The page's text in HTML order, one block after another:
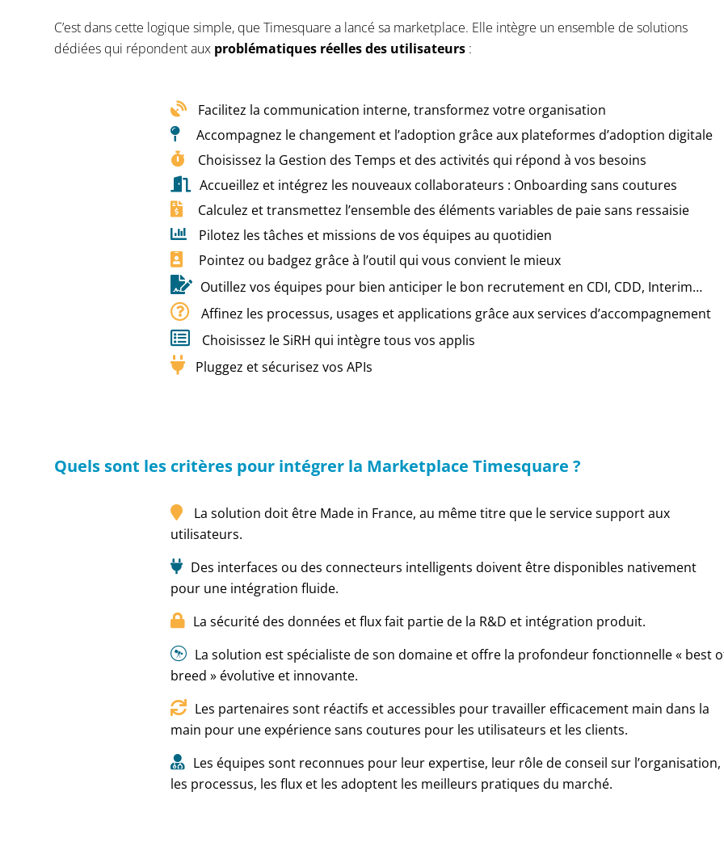
C’est dans cette logique simple, que Timesquare a lancé sa marketplace. Elle intègre un ensemble de solutions
dédiées qui répondent aux problématiques réelles des utilisateurs :
Facilitez la communication interne, transformez votre organisation
Accompagnez le changement et l’adoption grâce aux plateformes d’adoption digitale
Choisissez la Gestion des Temps et des activités qui répond à vos besoins
Accueillez et intégrez les nouveaux collaborateurs : Onboarding sans coutures
Calculez et transmettez l’ensemble des éléments variables de paie sans ressaisie
Pilotez les tâches et missions de vos équipes au quotidien
Pointez ou badgez grâce à l’outil qui vous convient le mieux
Outillez vos équipes pour bien anticiper le bon recrutement en CDI, CDD, Interim…
Affinez les processus, usages et applications grâce aux services d’accompagnement
Choisissez le SiRH qui intègre tous vos applis
Pluggez et sécurisez vos APIs
Quels sont les critères pour intégrer la Marketplace Timesquare ?
La solution doit être Made in France, au même titre que le service support aux
utilisateurs.
Des interfaces ou des connecteurs intelligents doivent être disponibles nativement
pour une intégration fluide.
La sécurité des données et flux fait partie de la R&D et intégration produit.
La solution est spécialiste de son domaine et offre la profondeur fonctionnelle « best
breed » évolutive et innovante.
Les partenaires sont réactifs et accessibles pour travailler efficacement main dans la
main pour une expérience sans coutures pour les utilisateurs et les clients.
Les équipes sont reconnues pour leur expertise, leur rôle de conseil sur l’organisation,
les processus, les flux et les adoptent les meilleurs pratiques du marché.